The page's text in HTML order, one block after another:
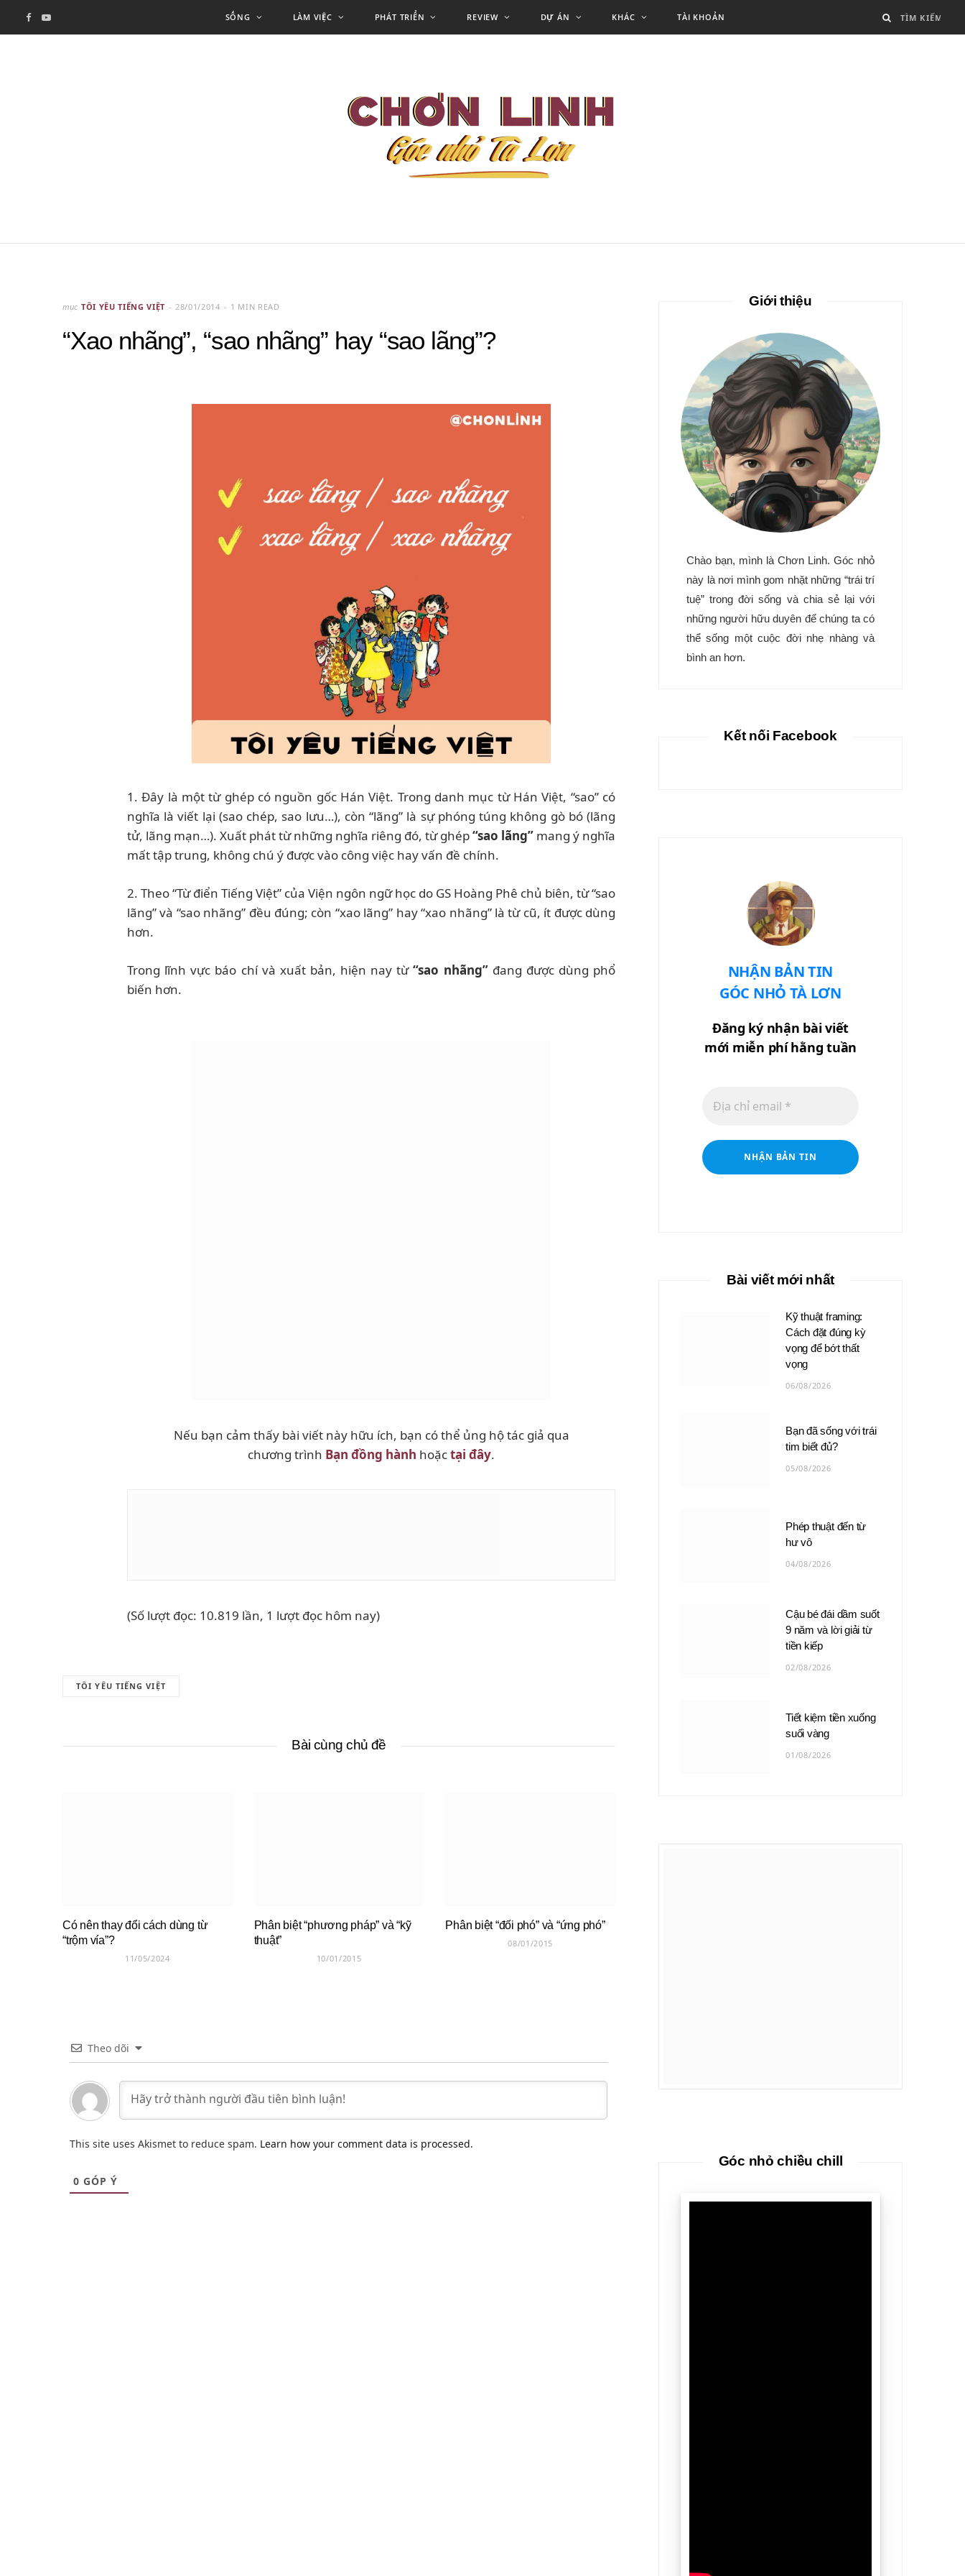
F Y SỐNG LÀM VIỆC PHÁT TRIỂN REVIEW DỰ ÁN KHÁC TÀI KHOẢN
mục TÔI YÊU TIẾNG VIỆT 28/01/2014 1 MIN READ
“Xao nhãng”, “sao nhãng” hay “sao lãng”?
1. Đây là một từ ghép có nguồn gốc Hán Việt. Trong danh mục từ Hán Việt, “sao” có
nghĩa là viết lại (sao chép, sao lưu…), còn “lãng” là sự phóng túng không gò bó (lãng
tử, lãng mạn…). Xuất phát từ những nghĩa riêng đó, từ ghép“sao lãng” mang ý nghĩa
mất tập trung, không chú ý được vào công việc hay vấn đề chính.
2. Theo “Từ điển Tiếng Việt” của Viện ngôn ngữ học do GS Hoàng Phê chủ biên, từ “sao
lãng” và “sao nhãng” đều đúng; còn “xao lãng” hay “xao nhãng” là từ cũ, ít được dùng
hơn.
Trong lĩnh vực báo chí và xuất bản, hiện nay từ“sao nhãng”đang được dùng phổ
biến hơn.
Nếu bạn cảm thấy bài viết này hữu ích, bạn có thể ủng hộ tác giả qua
chương trình Bạn đồng hành hoặctại đây.
(Số lượt đọc: 10.819 lần, 1 lượt đọc hôm nay)
TÔI YÊU TIẾNG VIỆT
Bài cùng chủ đề
Có nên thay đổi cách dùng từ
“trộm vía”?
11/05/2024
Phân biệt “phương pháp” và “kỹ
thuật”
10/01/2015
Phân biệt “đối phó” và “ứng phó”
08/01/2015
Theo dõi
This site uses Akismet to reduce spam. Learn how your comment data is processed.
0 GÓP Ý
Giới thiệu
Chào bạn, mình là Chơn Linh. Góc nhỏ
này là nơi mình gom nhặt những “trái trí
tuệ” trong đời sống và chia sẻ lại với
những người hữu duyên để chúng ta có
thể sống một cuộc đời nhẹ nhàng và
bình an hơn.
Kết nối Facebook
NHẬN BẢN TIN
GÓC NHỎ TÀ LƠN
Đăng ký nhận bài viết
mới miễn phí hằng tuần
Bài viết mới nhất
Kỹ thuật framing:
Cách đặt đúng kỳ
vọng để bớt thất
vọng
06/08/2026
Bạn đã sống với trái
tim biết đủ?
05/08/2026
Phép thuật đến từ
hư vô
04/08/2026
Cậu bé đái dầm suốt
9 năm và lời giải từ
tiền kiếp
02/08/2026
Tiết kiệm tiền xuống
suối vàng
01/08/2026
Góc nhỏ chiều chill